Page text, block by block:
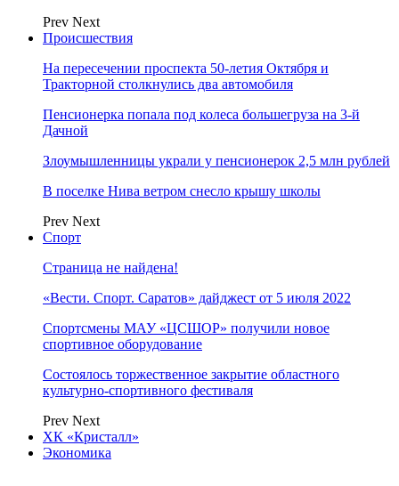
Prev Next
Происшествия
На пересечении проспекта 50-летия Октября и
Тракторной столкнулись два автомобиля
Пенсионерка попала под колеса большегруза на 3-й
Дачной
Злоумышленницы украли у пенсионерок 2,5 млн рублей
В поселке Нива ветром снесло крышу школы
Prev Next
Спорт
Страница не найдена!
«Вести. Спорт. Саратов» дайджест от 5 июля 2022
Спортсмены МАУ «ЦСШОР» получили новое
спортивное оборудование
Состоялось торжественное закрытие областного
культурно-спортивного фестиваля
Prev Next
ХК «Кристалл»
Экономика